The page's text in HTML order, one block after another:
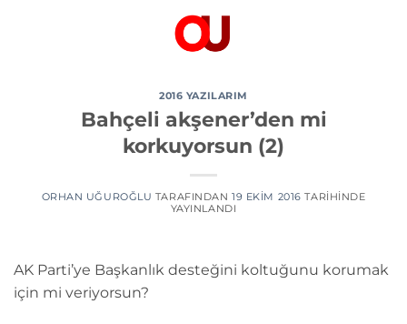
2016 YAZILARIM
Bahçeli akşener’den mi
korkuyorsun (2)
ORHAN UĞUROĞLU TARAFINDAN 19 EKIM 2016 TARIHINDE
YAYINLANDI
AK Parti’ye Başkanlık desteğini koltuğunu korumak
için mi veriyorsun?